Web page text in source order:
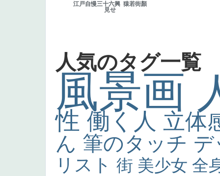
江戸自慢三十六興 猿若街顏
見せ
人気のタグ一覧
風景画
性 働く人 立体
ん 筆のタッチ
リスト 街 美少女 全